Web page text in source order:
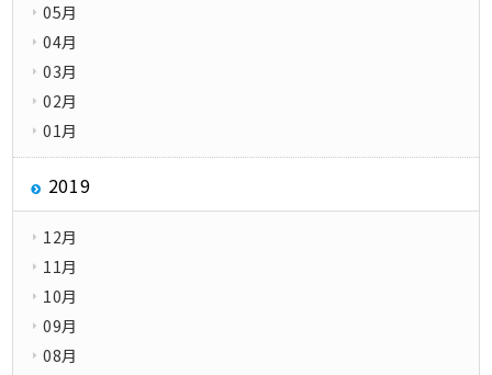
05月
04月
03月
02月
01月
2019
12月
11月
10月
09月
08月